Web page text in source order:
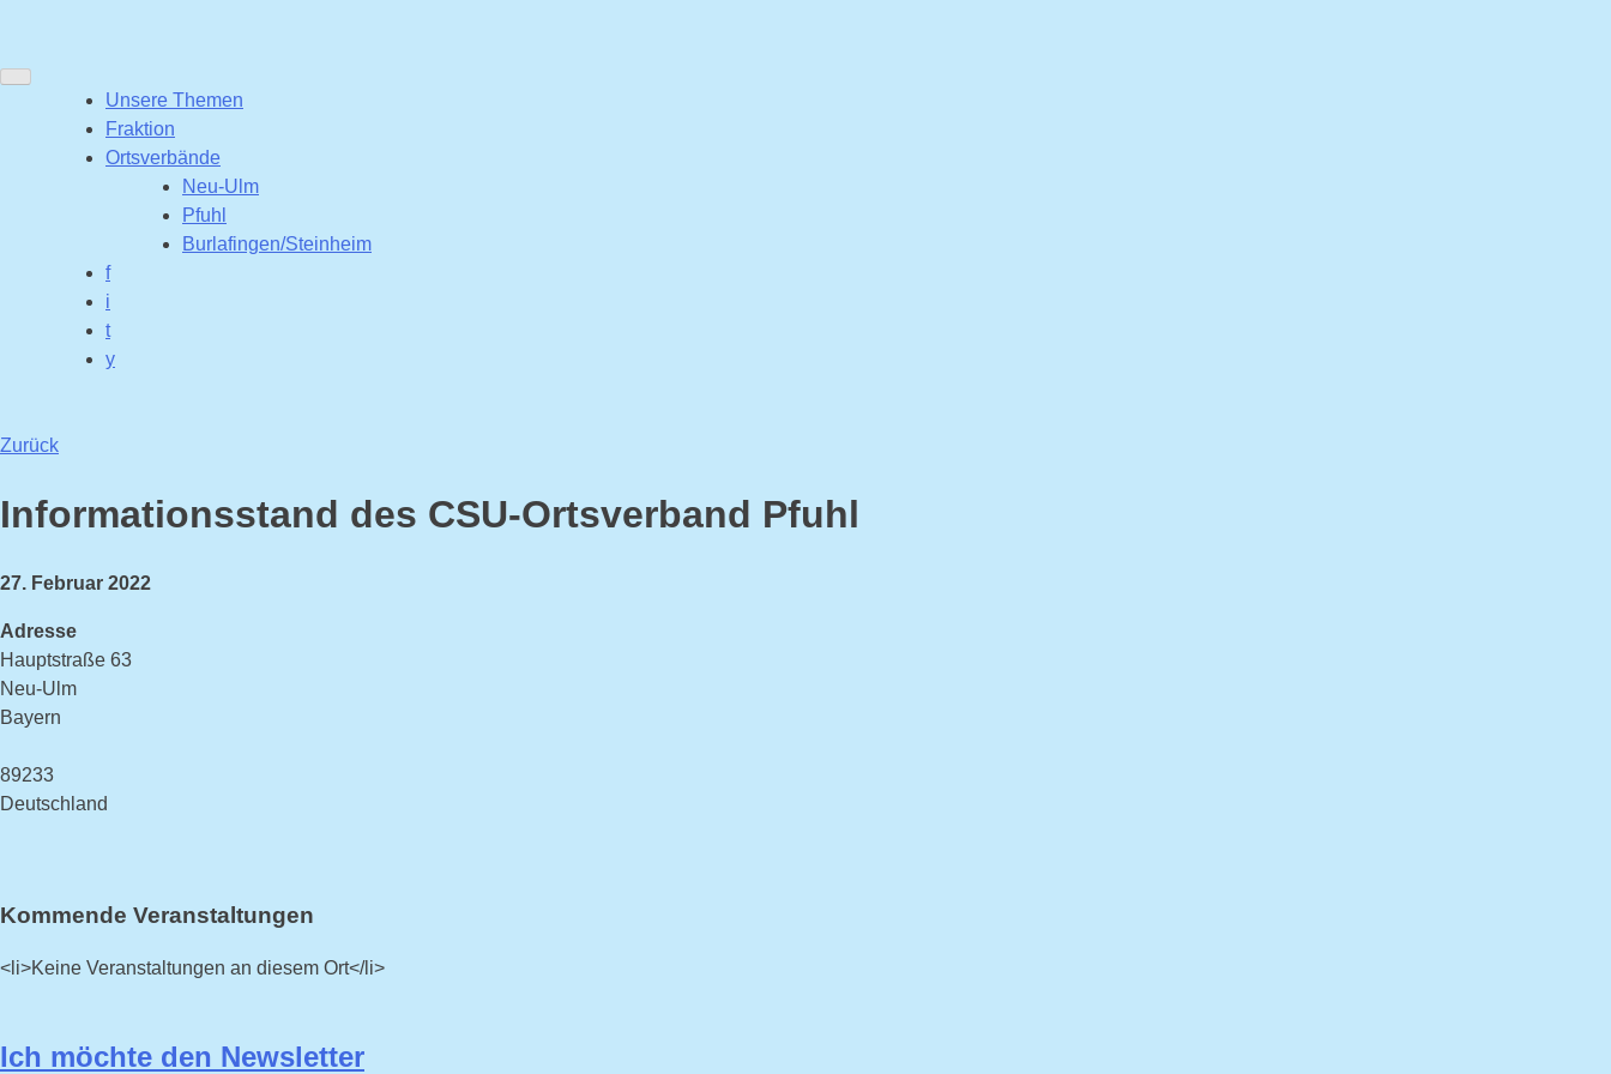
Unsere Themen
Fraktion
Ortsverbände
Neu-Ulm
Pfuhl
Burlafingen/Steinheim
f
i
t
y
Zurück
Informationsstand des CSU-Ortsverband Pfuhl
27. Februar 2022
Adresse
Hauptstraße 63
Neu-Ulm
Bayern
89233
Deutschland
Kommende Veranstaltungen
<li>Keine Veranstaltungen an diesem Ort</li>
Ich möchte den Newsletter